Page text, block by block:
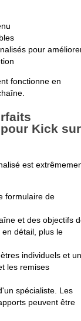
pour
fonctionne en
Kick sur
est
formulaire de
et des objectifs
détail, plus le
individuels et un
les remises
spécialiste. Les
peuvent être